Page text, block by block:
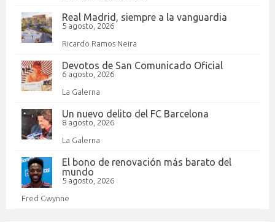
Real Madrid, siempre a la vanguardia
5 agosto, 2026
Ricardo Ramos Neira
Devotos de San Comunicado Oficial
6 agosto, 2026
La Galerna
Un nuevo delito del FC Barcelona
8 agosto, 2026
La Galerna
El bono de renovación más barato del
mundo
5 agosto, 2026
Fred Gwynne